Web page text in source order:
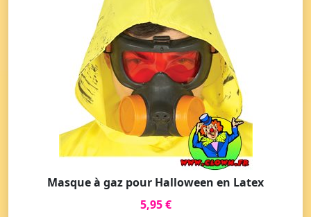
Masque à gaz pour Halloween en Latex
5,95 €